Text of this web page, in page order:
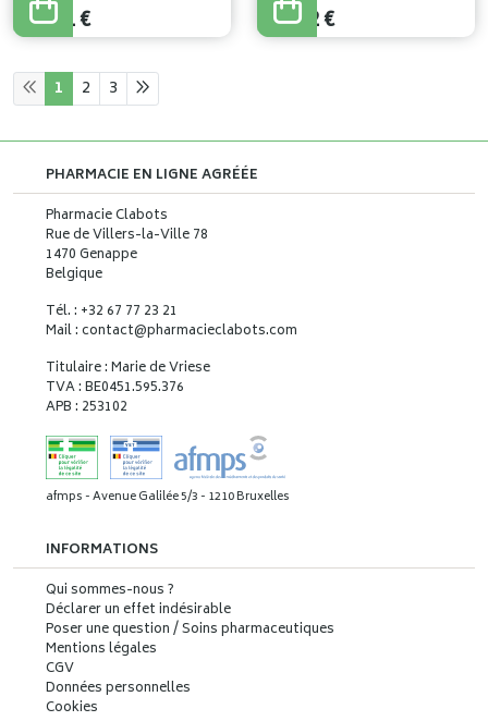
15,21€ 15,72€
1 2 3
PHARMACIE EN LIGNE AGRÉÉE
Pharmacie Clabots
Rue de Villers-la-Ville 78
1470 Genappe
Belgique
Tél. : +32 67 77 23 21
Mail : contact@pharmacieclabots.com
Titulaire : Marie de Vriese
TVA : BE0451.595.376
APB : 253102
afmps - Avenue Galilée 5/3 - 1210 Bruxelles
INFORMATIONS
Qui sommes-nous ?
Déclarer un effet indésirable
Poser une question / Soins pharmaceutiques
Mentions légales
CGV
Données personnelles
Cookies